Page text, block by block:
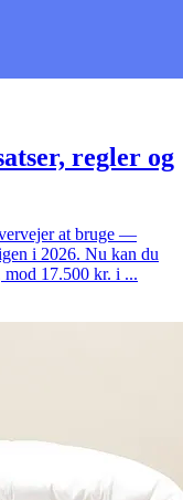
regler og
at bruge —
i 2026. Nu kan du
17.500 kr. i ...